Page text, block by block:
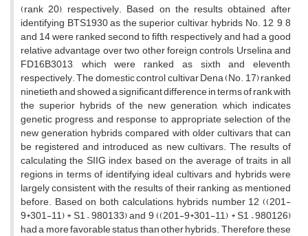
(rank 20), respectively. Based on the results obtained, after
identifying BTS1930 as the superior cultivar, hybrids No. 12, 9, 8
and 14 were ranked second to fifth, respectively and had a good
relative advantage over two other foreign controls Urselina and
FD16B3013, which were ranked as sixth and eleventh,
respectively. The domestic control cultivar Dena (No. 17) ranked
ninetieth and showed a significant difference in terms of rank with
the superior hybrids of the new generation, which indicates
genetic progress and response to appropriate selection of the
new generation hybrids compared with older cultivars that can
be registered and introduced as new cultivars. The results of
calculating the SIIG index based on the average of traits in all
regions in terms of identifying ideal cultivars and hybrids were
largely consistent with the results of their ranking as mentioned
before. Based on both calculations, hybrids number 12 ((201-
9*301-11) * S1 – 980133) and 9 ((201-9*301-11) * S1 – 980126)
had a more favorable status than other hybrids. Therefore, these